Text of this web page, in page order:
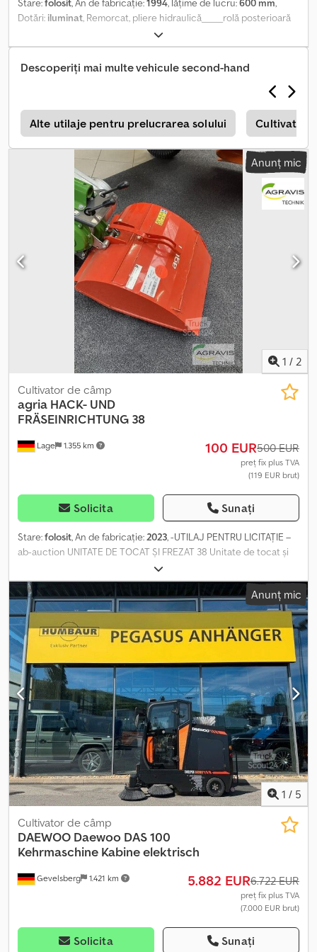
Stare:folosit, An de fabricație:1994, lăţime de lucru:600 mm,
Dotări: iluminat, Remorcat, pliere hidraulică_____rolă posterioară
lipsă, locație depozit: 17094 Pragsdorf Djdpfxji In D No Amiock
Descoperiți mai multe vehicule second-hand
Alte utilaje pentru prelucrarea solului Cultivator
Anunț mic
1 / 2
Lage 1.355 km
Cultivator de câmp
agria HACK- UND
FRÄSEINRICHTUNG 38
100 EUR500 EUR
preț fix plus TVA
(119 EUR brut)
Solicita Sunați
Stare:folosit, An de fabricație:2023, -UTILAJ PENTRU LICITAȚIE –
ab-auction UNITATE DE TOCAT ȘI FREZAT 38 Unitate de tocat și
frezat Agria 38 Compatibilă cu Agria 3100 Puteți licita pentru
acest utilaj online. Dcjdsud Diaspfx Amiek Prețul de pornire este
de 100,00 EUR, fără TVA. Înregistrați-vă gratuit și participați la
licitație. Accesați licitația aici: ----- ----- Licitație online captivantă!
Începeți să licitați ACUM! ab-auction
Anunț mic
1 / 5
Gevelsberg 1.421 km
Cultivator de câmp
DAEWOO Daewoo DAS 100
Kehrmaschine Kabine elektrisch
5.882 EUR6.722 EUR
preț fix plus TVA
(7.000 EUR brut)
Solicita Sunați